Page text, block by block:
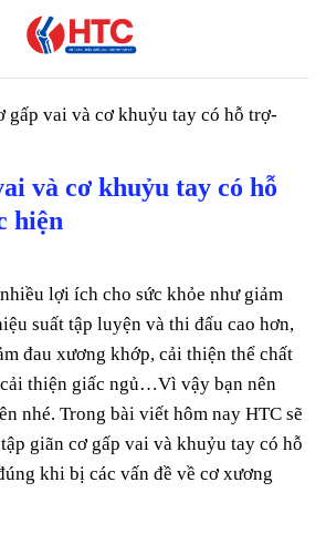
gấp vai và cơ khuỷu tay có hỗ trợ-
và cơ khuỷu tay có hỗ
hiện
lợi ích cho sức khỏe như giảm
suất tập luyện và thi đấu cao hơn,
đau xương khớp, cải thiện thể chất
thiện giấc ngủ…Vì vậy bạn nên
nhé. Trong bài viết hôm nay HTC sẽ
giãn cơ gấp vai và khuỷu tay có hỗ
khi bị các vấn đề về cơ xương